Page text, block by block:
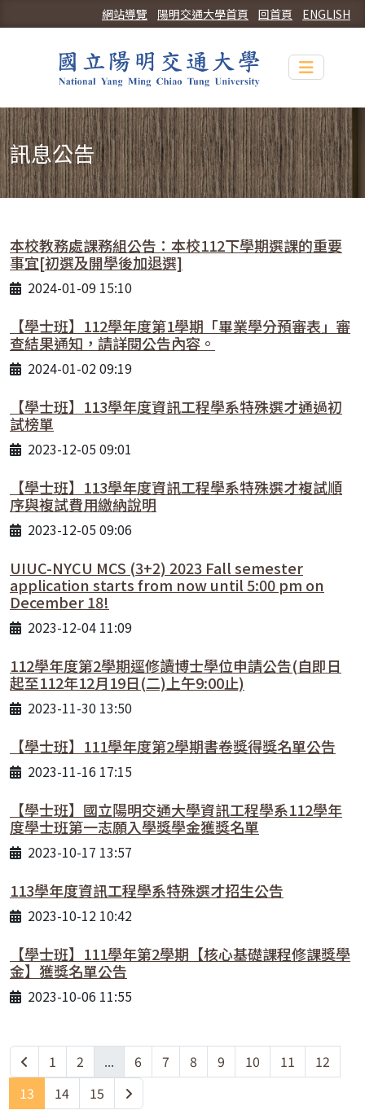
ENGLISH
回首頁
陽明交通大學首頁
網站導覽
Toggle
訊息公告
本校教務處課務組公告：本校112下學期選課的重要
事宜[初選及開學後加退選]
2024-01-09 15:10
【學士班】112學年度第1學期「畢業學分預審表」審
查結果通知，請詳閱公告內容。
2024-01-02 09:19
【學士班】113學年度資訊工程學系特殊選才通過初
試榜單
2023-12-05 09:01
【學士班】113學年度資訊工程學系特殊選才複試順
序與複試費用繳納說明
2023-12-05 09:06
UIUC-NYCU MCS (3+2) 2023 Fall semester
application starts from now until 5:00 pm on
December 18!
2023-12-04 11:09
112學年度第2學期逕修讀博士學位申請公告(自即日
起至112年12月19日(二)上午9:00止)
2023-11-30 13:50
【學士班】111學年度第2學期書卷獎得獎名單公告
2023-11-16 17:15
【學士班】國立陽明交通大學資訊工程學系112學年
度學士班第一志願入學獎學金獲獎名單
2023-10-17 13:57
113學年度資訊工程學系特殊選才招生公告
2023-10-12 10:42
【學士班】111學年第2學期【核心基礎課程修課獎學
金】獲獎名單公告
2023-10-06 11:55
1 2 ... 6 7 8 9 10 11
12
13
14 15